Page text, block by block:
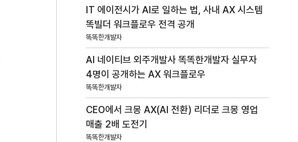
IT 에이전시가 AI로 일하는 법, 사내 AX 시스템
똑빌더 워크플로우 전격 공개
똑똑한개발자
AI 네이티브 외주개발사 똑똑한개발자 실무자
4명이 공개하는 AX 워크플로우
똑똑한개발자
CEO에서 크몽 AX(AI 전환) 리더로 크몽 영업
매출 2배 도전기
똑똑한개발자